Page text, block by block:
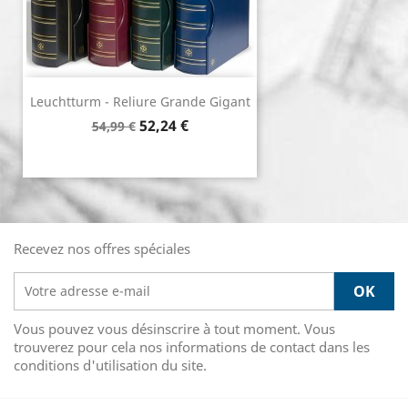
Leuchtturm - Reliure Grande Gigant
Prix de base
54,99 € Prix
52,24 €
Recevez nos offres spéciales
Vous pouvez vous désinscrire à tout moment. Vous
trouverez pour cela nos informations de contact dans les
conditions d'utilisation du site.